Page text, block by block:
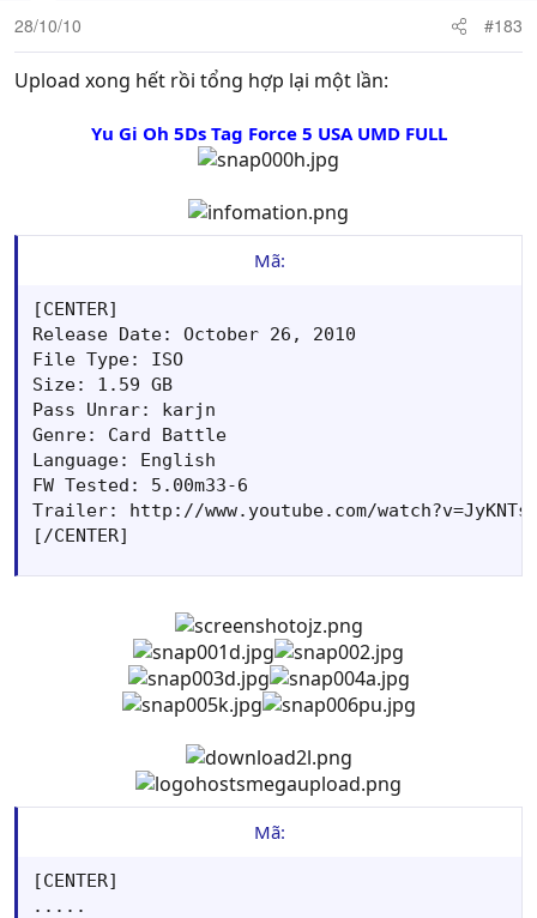
28/10/10 #183
Upload xong hết rồi tổng hợp lại một lần:
Yu Gi Oh 5Ds Tag Force 5 USA UMD FULL
Mã:
[CENTER]
Release Date: October 26, 2010
File Type: ISO
Size: 1.59 GB
Pass Unrar: karjn
Genre: Card Battle
Language: English
FW Tested: 5.00m33-6
Trailer: http://www.youtube.com/
[/CENTER]
Mã:
[CENTER]
.....